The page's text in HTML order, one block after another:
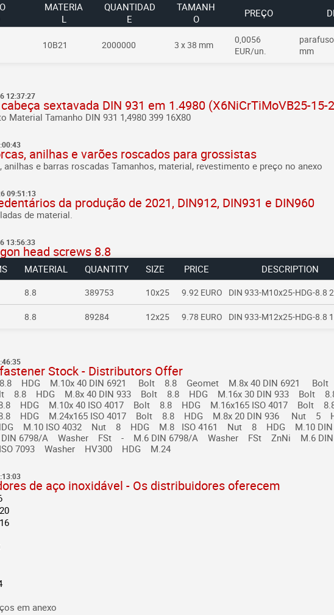
MATERIA
L
QUANTIDAD
E
TAMANH
O
PREÇO
10B21 2000000 3 x 38 mm
0,0056
EUR/un.
mm
12:37:27
sextavada DIN 931 em 1.4980 (X6NiCrTiMoVB25-15-
Material Tamanho DIN 931 1,4980 399 16X80
anilhas e varões roscados para grossistas
anilhas e barras roscadas Tamanhos, material, revestimento e preço no anexo
09:51:13
da produção de 2021, DIN912, DIN931 e DIN960
de material.
13:56:33
head screws 8.8
MATERIAL QUANTITY SIZE PRICE DESCRIPTION
8.8 389753 10x25 9.92 EURO DIN 933-M10x25-HDG-8.8
8.8 89284 12x25 9.78 EURO DIN 933-M12x25-HDG-8.8
Stock - Distributors Offer
HDG M.10x 40 DIN 6921 Bolt 8.8 Geomet M.8x 40 DIN 6921
8.8 HDG M.8x 40 DIN 933 Bolt 8.8 HDG M.16x 30 DIN 933 Bolt
HDG M.10x 40 ISO 4017 Bolt 8.8 HDG M.16x165 ISO 4017 Bolt
HDG M.24x165 ISO 4017 Bolt 8.8 HDG M.8x 20 DIN 936 Nut 5
M.10 ISO 4032 Nut 8 HDG M.8 ISO 4161 Nut 8 HDG M.10
DIN 6798/A Washer FSt - M.6 DIN 6798/A Washer FSt ZnNi M.6
ISO 7093 Washer HV300 HDG M.24
de aço inoxidável - Os distribuidores oferecem
em anexo